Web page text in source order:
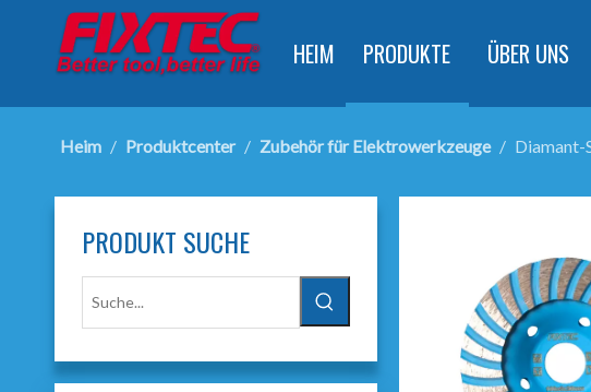
HEIM PRODUKTE ÜBER UNS
Heim / Produktcenter / Zubehör für Elektrowerkzeuge / Diamant-
PRODUKT SUCHE